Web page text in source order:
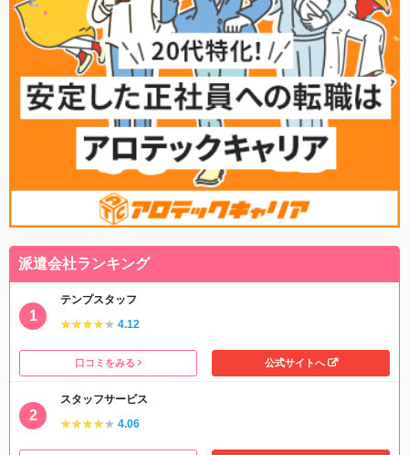
派遣会社ランキング
テンプスタッフ
★★★★★
★★★★★ 4.12
口コミをみる 公式サイトへ
スタッフサービス
★★★★★
★★★★★ 4.06